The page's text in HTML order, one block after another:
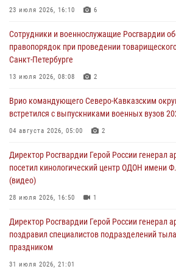
В Кабардино-Балкарии сотрудники
08 августа 2026, 07:00
Военнослужащие Софринской бригады
участником патриотического проекта
08 августа 2026, 07:00 2
В Москве росгвардейцы оказали помощь
08 августа 2026, 06:32 1
23 июля 2026, 16:10 6
Сотрудники и военнослужащие Росгвардии
правопорядок при проведении
Санкт-Петербурге
13 июля 2026, 08:08 2
Врио командующего Северо-Кавказским
встретился с выпускниками военных вузов
04 августа 2026, 05:00 2
Директор Росгвардии Герой России генерал
посетил кинологический центр ОДОН имени
(видео)
28 июля 2026, 16:50 1
Директор Росгвардии Герой России генерал
поздравил специалистов подразделений
праздником
31 июля 2026, 21:01